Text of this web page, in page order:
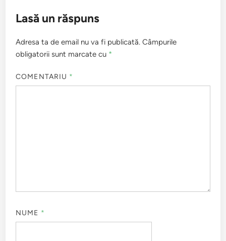
Lasă un răspuns
Adresa ta de email nu va fi publicată. Câmpurile
obligatorii sunt marcate cu *
COMENTARIU *
NUME *